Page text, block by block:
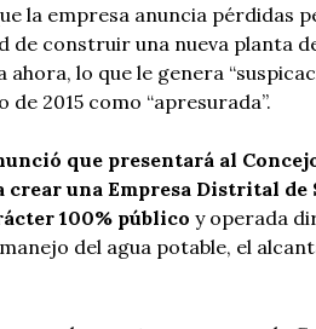
la empresa anuncia pérdidas
de construir una nueva planta
lo que le genera
2015 como “apresurada”.
que presentará al
crear una Empresa Distrital de
100% público y operada
del agua potable, el